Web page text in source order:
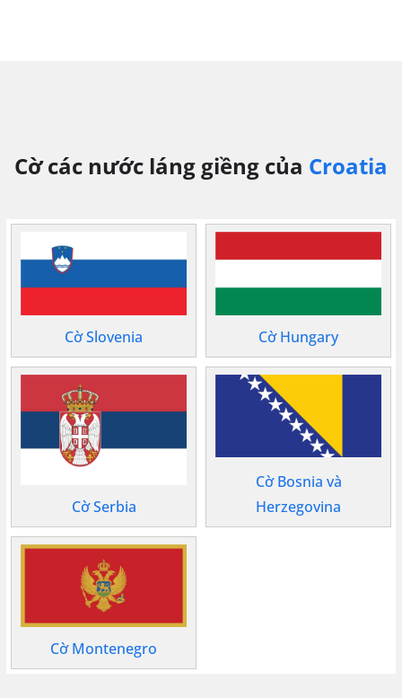
Cờ các nước láng giềng của Croatia
Cờ Slovenia Cờ Hungary
Cờ Serbia
Cờ Bosnia và
Herzegovina
Cờ Montenegro